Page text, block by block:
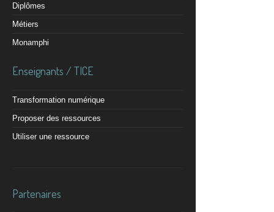
Diplômes
Métiers
Monamphi
Enseignants / TICE
Transformation numérique
Proposer des ressources
Utiliser une ressource
Partenaires